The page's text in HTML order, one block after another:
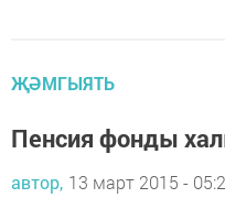
ҖӘМГЫЯТЬ
Пенсия фонды
автор, 13 март 2015 -